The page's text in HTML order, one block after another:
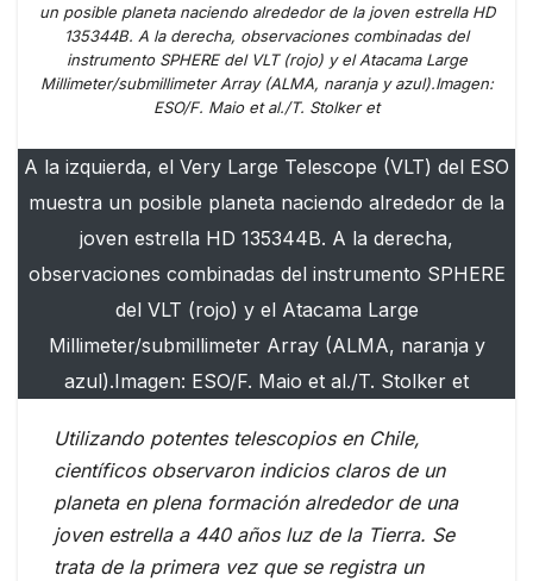
un posible planeta naciendo alrededor de la joven estrella HD
135344B. A la derecha, observaciones combinadas del
instrumento SPHERE del VLT (rojo) y el Atacama Large
Millimeter/submillimeter Array (ALMA, naranja y azul).Imagen:
ESO/F. Maio et al./T. Stolker et
A la izquierda, el Very Large Telescope (VLT) del ESO
muestra un posible planeta naciendo alrededor de la
joven estrella HD 135344B. A la derecha,
observaciones combinadas del instrumento SPHERE
del VLT (rojo) y el Atacama Large
Millimeter/submillimeter Array (ALMA, naranja y
azul).Imagen: ESO/F. Maio et al./T. Stolker et
Utilizando potentes telescopios en Chile,
científicos observaron indicios claros de un
planeta en plena formación alrededor de una
joven estrella a 440 años luz de la Tierra. Se
trata de la primera vez que se registra un